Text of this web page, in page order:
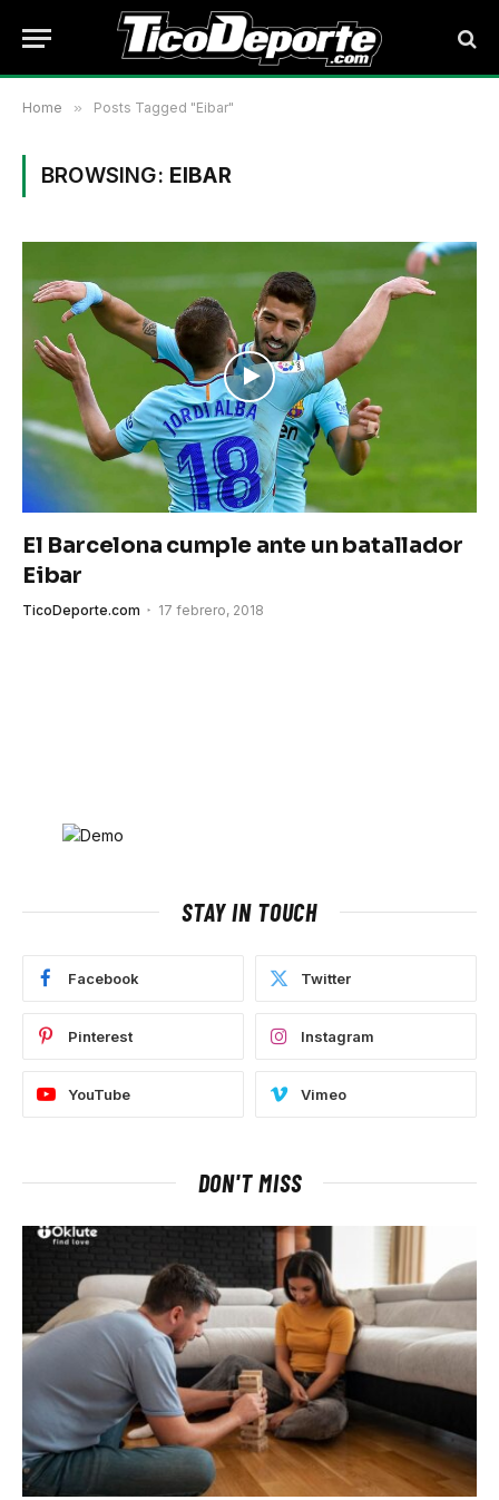
Home » Posts Tagged "Eibar"
BROWSING: EIBAR
El Barcelona cumple ante un batallador
Eibar
TicoDeporte.com 17 febrero, 2018
STAY IN TOUCH
Facebook Twitter
Pinterest Instagram
YouTube Vimeo
DON'T MISS